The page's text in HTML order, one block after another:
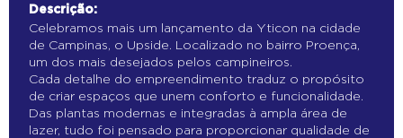
Descrição:
Celebramos mais um lançamento da Yticon na cidade
de Campinas, o Upside. Localizado no bairro Proença,
um dos mais desejados pelos campineiros.
Cada detalhe do empreendimento traduz o propósito
de criar espaços que unem conforto e funcionalidade.
Das plantas modernas e integradas à ampla área de
lazer, tudo foi pensado para proporcionar qualidade de